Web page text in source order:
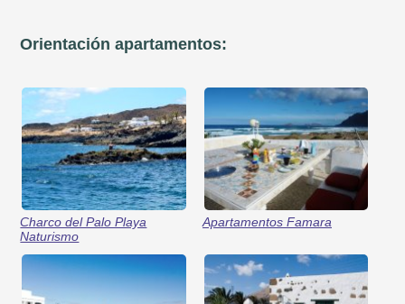
Orientación apartamentos:
Charco del Palo Playa
Naturismo
Apartamentos Famara